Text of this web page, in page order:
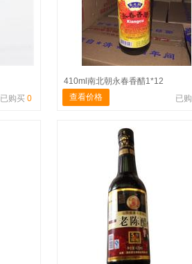
已购买 0
410ml南北朝永春香醋1*12
查看价格
已